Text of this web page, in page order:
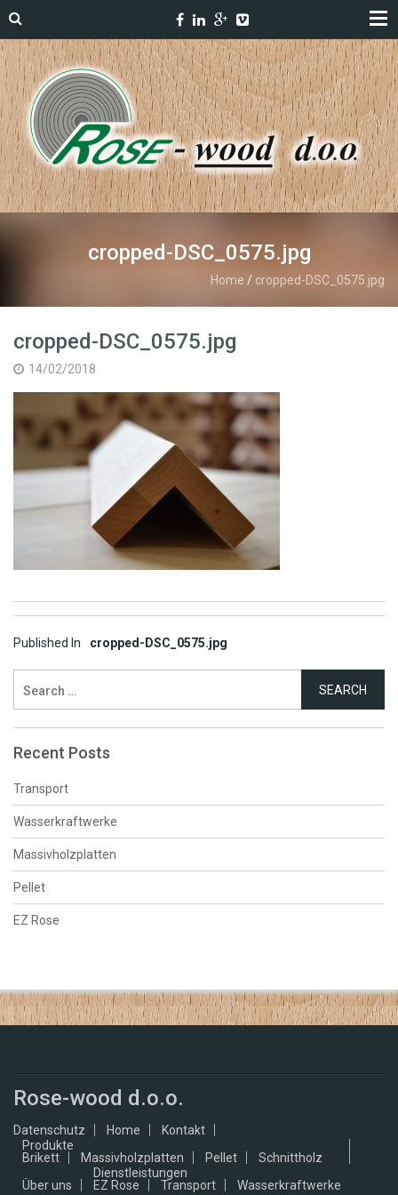
cropped-DSC_0575.jpg
Home / cropped-DSC_0575.jpg
cropped-DSC_0575.jpg
14/02/2018
Post
navigation
Published In cropped-DSC_0575.jpg
for:
Recent Posts
Transport
Wasserkraftwerke
Massivholzplatten
Pellet
EZ Rose
Rose-wood d.o.o.
Datenschutz Home
Kontakt
Produkte
Brikett
Massivholzplatten Pellet
Schnittholz
Über uns
Dienstleistungen
EZ Rose
Transport Wasserkraftwerke